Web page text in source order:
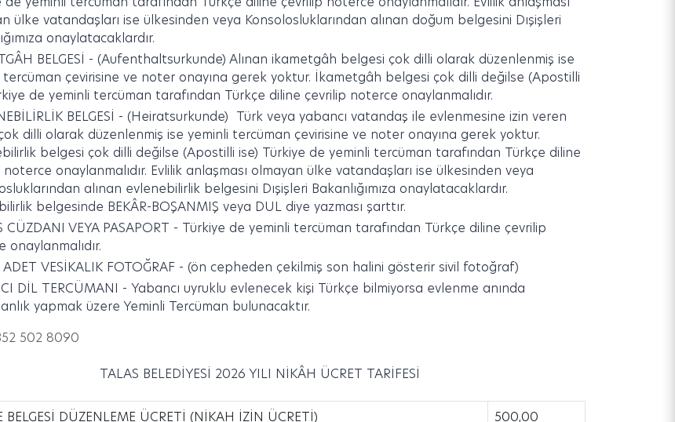
ülke vatandaşları ise ülkesinden veya Konsolosluklarından alınan doğum belgesini Dışişleri
onaylatacaklardır.
BELGESİ - (Aufenthaltsurkunde) Alınan ikametgâh belgesi çok dilli olarak düzenlenmiş ise
tercüman çevirisine ve noter onayına gerek yoktur. İkametgâh belgesi çok dilli değilse (Apostilli
de yeminli tercüman tarafından Türkçe diline çevrilip noterce onaylanmalıdır.
BELGESİ - (Heiratsurkunde) Türk veya yabancı vatandaş ile evlenmesine izin veren
dilli olarak düzenlenmiş ise yeminli tercüman çevirisine ve noter onayına gerek yoktur.
belgesi çok dilli değilse (Apostilli ise) Türkiye de yeminli tercüman tarafından Türkçe diline
onaylanmalıdır. Evlilik anlaşması olmayan ülke vatandaşları ise ülkesinden veya
alınan evlenebilirlik belgesini Dışişleri Bakanlığımıza onaylatacaklardır.
belgesinde BEKÂR-BOŞANMIŞ veya DUL diye yazması şarttır.
CÜZDANI VEYA PASAPORT - Türkiye de yeminli tercüman tarafından Türkçe diline çevrilip
onaylanmalıdır.
VESİKALIK FOTOĞRAF - (ön cepheden çekilmiş son halini gösterir sivil fotoğraf)
DİL TERCÜMANI - Yabancı uyruklu evlenecek kişi Türkçe bilmiyorsa evlenme anında
yapmak üzere Yeminli Tercüman bulunacaktır.
502 8090
TALAS BELEDİYESİ 2026 YILI NİKÂH ÜCRET TARİFESİ
BELGESİ DÜZENLEME ÜCRETİ (NİKAH İZİN ÜCRETİ)
500,00